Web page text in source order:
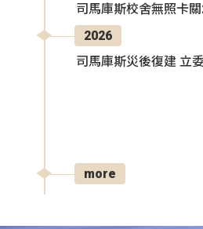
司馬庫斯校舍無照卡
2026
司馬庫斯災後復建 立
more